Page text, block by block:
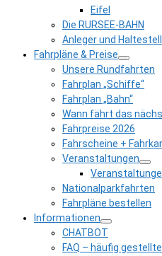
Eifel
Die RURSEE-BAHN
Anleger und
Fahrpläne & Preise
Unsere Rundfahrten
Fahrplan „Schiffe“
Fahrplan „Bahn“
Wann fährt das
Fahrpreise 2026
Fahrscheine +
Veranstaltungen
Nationalparkfahrten
Fahrpläne bestellen
Informationen
CHATBOT
FAQ – häufig